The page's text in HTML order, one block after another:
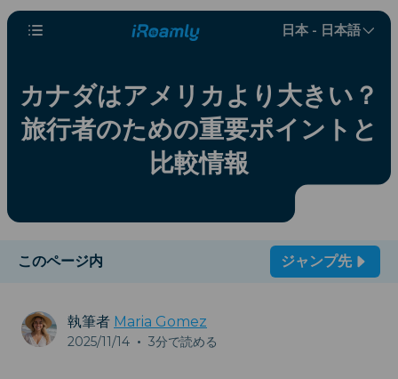
日本 - 日本語
カナダはアメリカより大きい？
旅行者のための重要ポイントと
比較情報
このページ内 ジャンプ先
執筆者 Maria Gomez
2025/11/14 • 3分で読める